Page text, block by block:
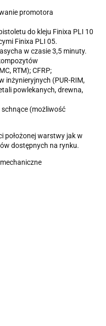
promotora
do kleju Finixa PLI 10
Finixa PLI 05.
w czasie 3,5 minuty.
RTM); CFRP;
inżynieryjnych (PUR-RIM,
powlekanych, drewna,
(możliwość
położonej warstwy jak w
dostępnych na rynku.